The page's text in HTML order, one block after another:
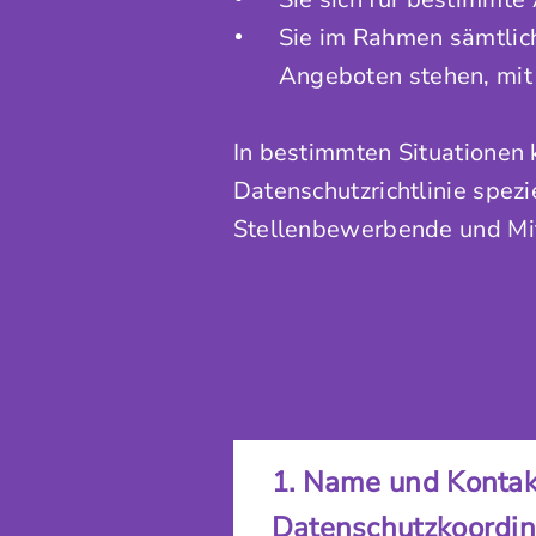
Sie im Rahmen
Angeboten stehen,
In bestimmten
Datenschutzrichtlinie
Stellenbewerbende und
1. Name und